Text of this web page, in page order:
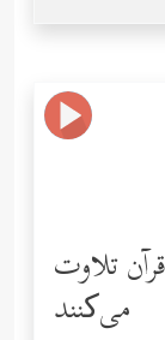
تلاوت
می‌کنند